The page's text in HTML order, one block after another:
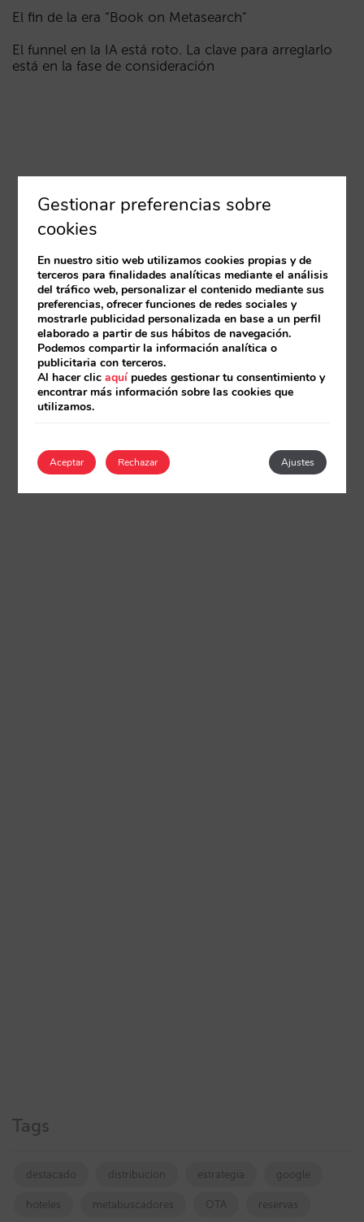
El fin de la era “Book on Metasearch”
El funnel en la IA está roto. La clave para arreglarlo
está en la fase de consideración
Tags
destacado distribucion estrategia google
hoteles metabuscadores OTA reservas
Gestionar preferencias sobre
cookies
En nuestro sitio web utilizamos cookies propias y de
terceros para finalidades analíticas mediante el análisis
del tráfico web, personalizar el contenido mediante sus
preferencias, ofrecer funciones de redes sociales y
mostrarle publicidad personalizada en base a un perfil
elaborado a partir de sus hábitos de navegación.
Podemos compartir la información analítica o
publicitaria con terceros.
Al hacer clicaquípuedes gestionar tu consentimiento y
encontrar más información sobre las cookies que
utilizamos.
Aceptar Ajustes
Rechazar